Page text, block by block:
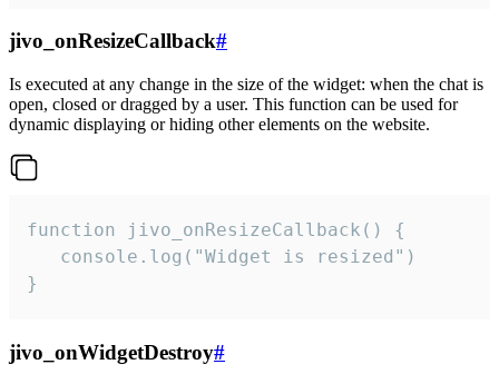
jivo_onResizeCallback#
Is executed at any change in the size of the widget: when the chat is
open, closed or dragged by a user. This function can be used for
dynamic displaying or hiding other elements on the website.
function jivo_onResizeCallback() {
   console.log("Widget is resized")
}
jivo_onWidgetDestroy#